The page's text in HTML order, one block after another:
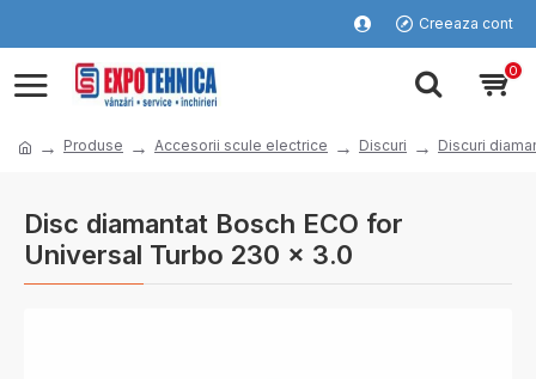
Creeaza cont
0
Produse Accesorii scule electrice Discuri Discuri
Disc diamantat Bosch ECO for
Universal Turbo 230 x 3.0